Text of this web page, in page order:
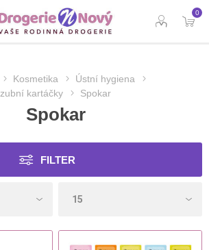
0
Kosmetika
Ústní hygiena
zubní kartáčky
Spokar
Spokar
FILTER